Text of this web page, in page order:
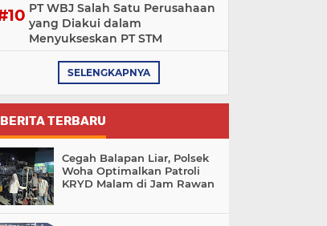
PT WBJ Salah Satu Perusahaan
yang Diakui dalam
Menyukseskan PT STM
SELENGKAPNYA
BERITA TERBARU
Cegah Balapan Liar, Polsek
Woha Optimalkan Patroli
KRYD Malam di Jam Rawan